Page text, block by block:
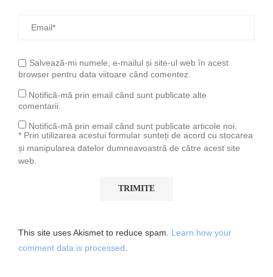
Salvează-mi numele, e-mailul și site-ul web în acest
browser pentru data viitoare când comentez.
Notifică-mă prin email când sunt publicate alte
comentarii.
Notifică-mă prin email când sunt publicate articole noi.
* Prin utilizarea acestui formular sunteți de acord cu stocarea
și manipularea datelor dumneavoastră de către acest site
web.
This site uses Akismet to reduce spam. Learn how your
comment data is processed